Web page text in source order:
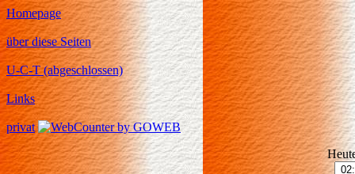
Homepage
über diese Seiten
U-C-T (abgeschlossen)
Links
privat